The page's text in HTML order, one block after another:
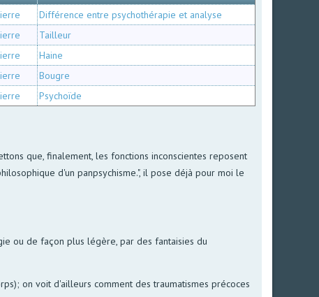
Différence entre psychothérapie et analyse
Tailleur
Haine
Bougre
Psychoïde
que, finalement, les fonctions inconscientes reposent
d'un panpsychisme.", il pose déjà pour moi le
ou de façon plus légère, par des fantaisies du
on voit d'ailleurs comment des traumatismes précoces